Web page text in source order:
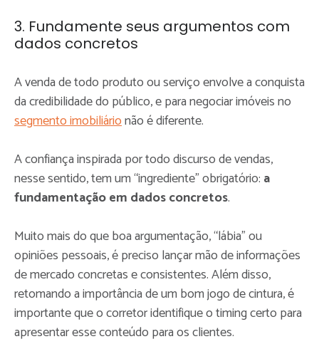
3. Fundamente seus argumentos com
dados concretos
A venda de todo produto ou serviço envolve a conquista
da credibilidade do público, e para negociar imóveis no
segmento imobiliárionão é diferente.
A confiança inspirada por todo discurso de vendas,
nesse sentido, tem um “ingrediente” obrigatório: a
fundamentação em dados concretos.
Muito mais do que boa argumentação, “lábia” ou
opiniões pessoais, é preciso lançar mão de informações
de mercado concretas e consistentes. Além disso,
retomando a importância de um bom jogo de cintura, é
importante que o corretor identifique o timing certo para
apresentar esse conteúdo para os clientes.